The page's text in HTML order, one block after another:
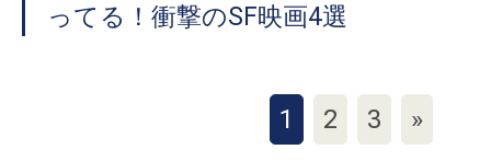
ってる！衝撃のSF映画4選
1 2 3 »